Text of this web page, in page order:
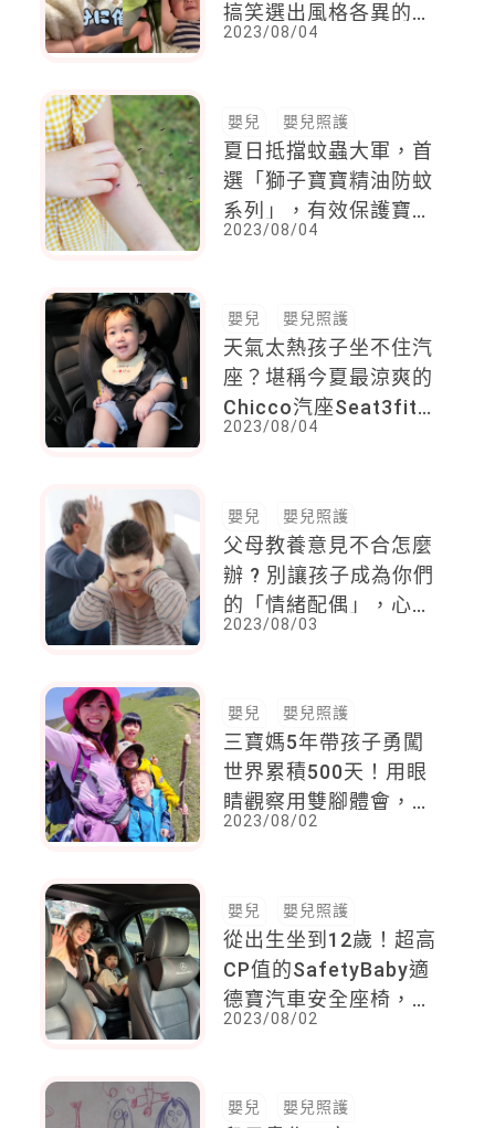
搞笑選出風格各異的寶
寶奇特睡法，佛系、性
2023/08/04
嬰兒 嬰兒照護
夏日抵擋蚊蟲大軍，首
選「獅子寶寶精油防蚊
系列」，有效保護寶貝
嬌嫩肌！
2023/08/04
嬰兒 嬰兒照護
天氣太熱孩子坐不住汽
座？堪稱今夏最涼爽的
Chicco汽座Seat3fit
最新研發，減少孩子
2023/08/04
嬰兒 嬰兒照護
父母教養意見不合怎麼
辦 ? 別讓孩子成為你們
的「情緒配偶」，心理
師 : 親子間的三角關係
2023/08/03
嬰兒 嬰兒照護
三寶媽5年帶孩子勇闖
世界累積500天！用眼
睛觀察用雙腳體會，她
說：親子旅行，是滋養
2023/08/02
嬰兒 嬰兒照護
從出生坐到12歲！超高
CP值的SafetyBaby適
德寶汽車安全座椅，媽
媽部落客Ki媽分享寶貝
2023/08/02
嬰兒 嬰兒照護